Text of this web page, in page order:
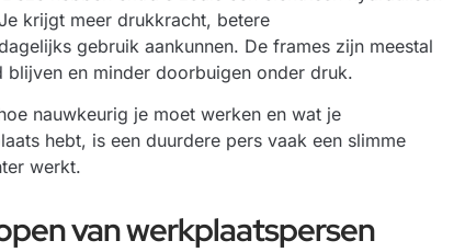
krijgt meer drukkracht, betere
gebruik aankunnen. De frames zijn meestal
en minder doorbuigen onder druk.
nauwkeurig je moet werken en wat je
hebt, is een duurdere pers vaak een slimme
werkt.
van werkplaatspersen